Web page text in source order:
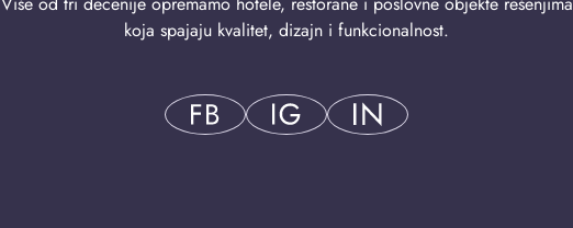
koja spajaju kvalitet, dizajn i funkcionalnost.